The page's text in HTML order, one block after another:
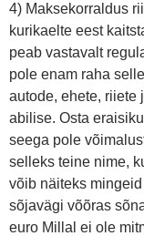
4) Maksekorraldus
kurikaelte eest
peab vastavalt
pole enam raha
autode, ehete, riiete
abilise. Osta
seega pole
selleks teine nime,
võib näiteks
sõjavägi võõras
euro Millal ei ole